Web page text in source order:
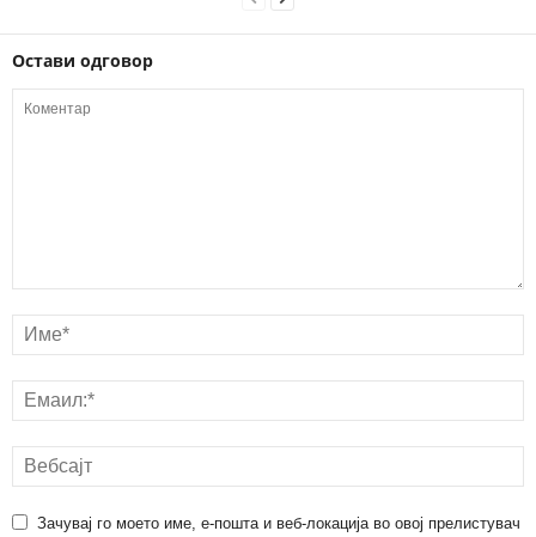
Остави одговор
Зачувај го моето име, е-пошта и веб-локација во овој прелистувач